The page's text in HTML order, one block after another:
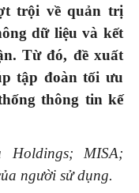
trội về quản trị
dữ liệu và kết
Từ đó, đề xuất
tập đoàn tối ưu
thông tin kế
Holdings; MISA;
người sử dụng.